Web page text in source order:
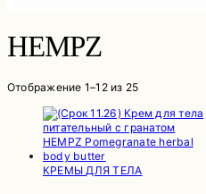
HEMPZ
Отображение 1–12 из 25
КРЕМЫ ДЛЯ ТЕЛА